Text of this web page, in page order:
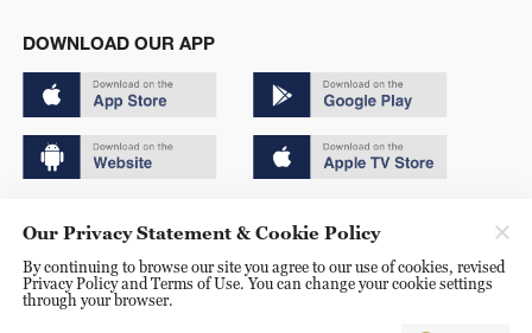
DOWNLOAD OUR APP
京ICP备20000184号
京公网安备 11010502050052号
Our Privacy Statement & Cookie Policy
By continuing to browse our site you agree to our use of cookies, revised
Privacy Policy and Terms of Use. You can change your cookie settings
through your browser.